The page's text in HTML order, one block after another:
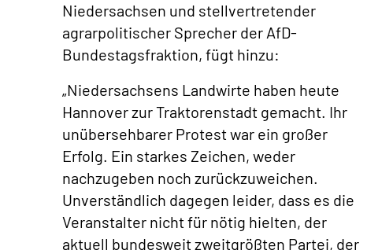
Niedersachsen und stellvertretender
agrarpolitischer Sprecher der AfD-
Bundestagsfraktion, fügt hinzu:
„Niedersachsens Landwirte haben heute
Hannover zur Traktorenstadt gemacht. Ihr
unübersehbarer Protest war ein großer
Erfolg. Ein starkes Zeichen, weder
nachzugeben noch zurückzuweichen.
Unverständlich dagegen leider, dass es die
Veranstalter nicht für nötig hielten, der
aktuell bundesweit zweitgrößten Partei, der